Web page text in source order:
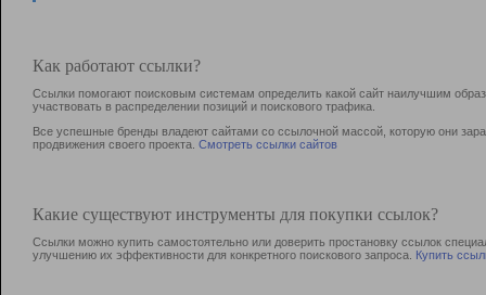
Как работают ссылки?
Ссылки помогают поисковым системам определить какой сайт наилучшим
участвовать в раcпределении позиций и поискового трафика.
Все успешные бренды владеют сайтами со ссылочной массой, которую они
продвижения своего проекта. Смотреть ссылки сайтов
Какие существуют инструменты для покупки ссылок?
Ссылки можно купить самостоятельно или доверить простановку ссылок
улучшению их эффективности для конкретного поискового запроса. Купить